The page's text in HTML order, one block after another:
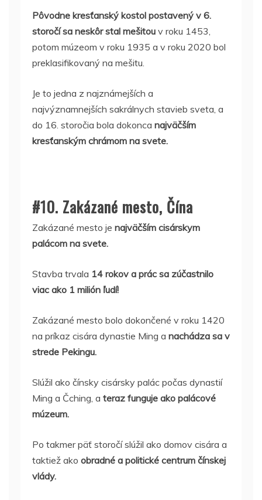
Pôvodne kresťanský kostol postavený v 6.
storočí sa neskôr stal mešitou v roku 1453,
potom múzeom v roku 1935 a v roku 2020 bol
preklasifikovaný na mešitu.
Je to jedna z najznámejších a
najvýznamnejších sakrálnych stavieb sveta, a
do 16. storočia bola dokonca najväčším
kresťanským chrámom na svete.
#10. Zakázané mesto, Čína
Zakázané mesto je najväčším cisárskym
palácom na svete.
Stavba trvala 14 rokov a prác sa zúčastnilo
viac ako 1 milión ľudí!
Zakázané mesto bolo dokončené v roku 1420
na príkaz cisára dynastie Ming a nachádza sa v
strede Pekingu.
Slúžil ako čínsky cisársky palác počas dynastií
Ming a Čching, a teraz funguje ako palácové
múzeum.
Po takmer päť storočí slúžil ako domov cisára a
taktiež ako obradné a politické centrum čínskej
vlády.